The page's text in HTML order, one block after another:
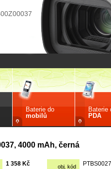
Baterie do
mobilů
Baterie
PDA
4000 mAh, černá
1 358 Kč obj. kód PTBS0027